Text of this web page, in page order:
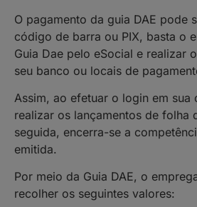
O pagamento da guia DAE pode
código de barra ou PIX, basta o
Guia Dae pelo eSocial e realizar
seu banco ou locais de
Assim, ao efetuar o login em sua
realizar os lançamentos de folha
seguida, encerra-se a
emitida.
Por meio da Guia DAE, o
recolher os seguintes valores: